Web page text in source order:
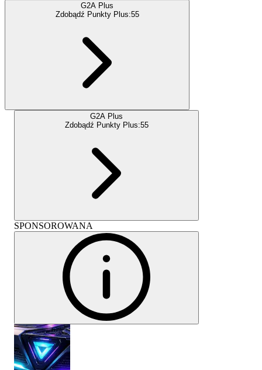
G2A Plus
Zdobądź Punkty Plus:55
G2A Plus
Zdobądź Punkty Plus:55
SPONSOROWANA